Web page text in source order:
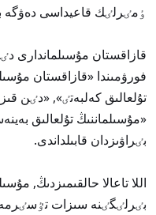
ٶمٸرلٸك قاعيداسى دەۋگە
قازاقستان مۇسىلماندارى
فورۋمىندا «قازاقستان
تۇلعالىق كەلبەتٸ», «دٸن
«مۇسىلماننىڭ تۇلعالىق
بٸراۋىزدان قابىلداندى.
اللا تاعالا حالقىمىزدىڭ,
بٸرلٸگٸنە سىزات